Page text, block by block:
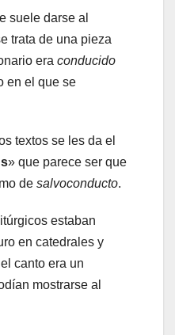
suele darse al
trata de una pieza
era conducido
en el que se
textos se les da el
» que parece ser que
de salvoconducto.
estaban
en catedrales y
canto era un
mostrarse al